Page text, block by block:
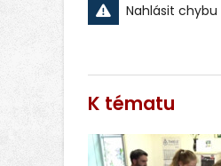
Nahlásit chybu
K tématu